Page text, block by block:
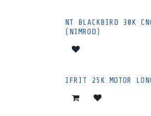
NT BLACKBIRD 30K
(NIMROD)
IFRIT 25K MOTOR